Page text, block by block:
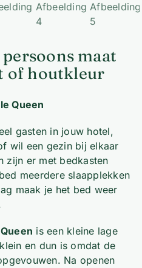
maat
of houtkleur
Queen
gasten in jouw hotel,
wil een gezin bij elkaar
zijn er met bedkasten
meerdere slaapplekken
maak je het bed weer
is een kleine lage
en dun is omdat de
Na openen